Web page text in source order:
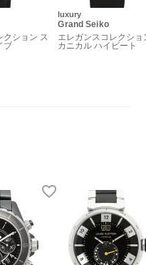
クション ス
ブ
luxury
Grand Seiko
エレガンスコレクショ
カニカル ハイビート